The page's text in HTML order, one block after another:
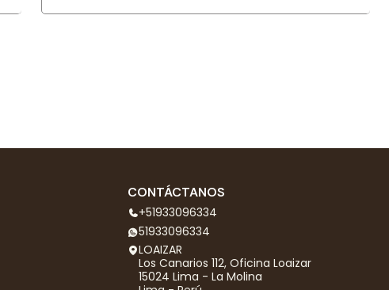
CONTÁCTANOS
+51933096334
51933096334
LOAIZAR
Los Canarios 112, Oficina Loaizar
15024 Lima - La Molina